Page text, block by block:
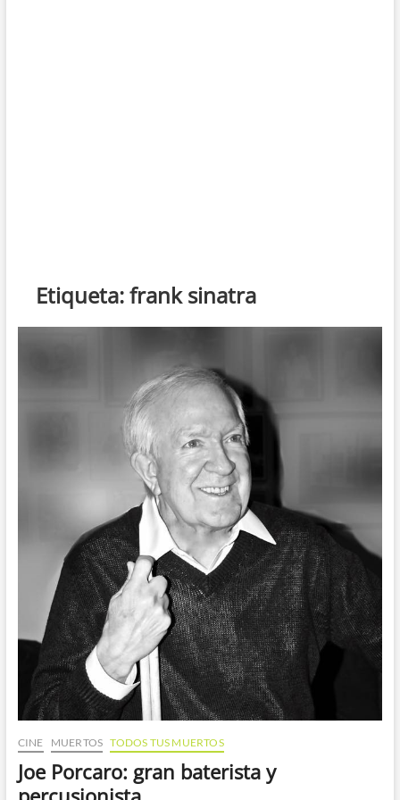
Etiqueta:frank sinatra
CINE MUERTOS TODOS TUS MUERTOS
Joe Porcaro: gran baterista y